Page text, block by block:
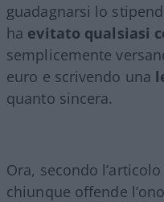
guadagnarsi lo
ha evitato qualsiasi
semplicemente
euro e scrivendo una
quanto sincera.
Ora, secondo l’articolo
chiunque offende